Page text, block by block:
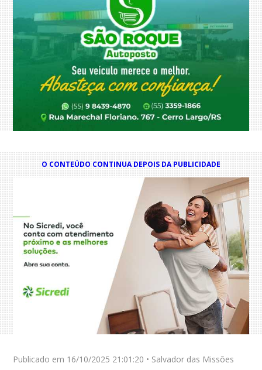
O CONTEÚDO CONTINUA DEPOIS DA PUBLICIDADE
Publicado em 16/10/2025 21:01:20 • Salvador das Missões